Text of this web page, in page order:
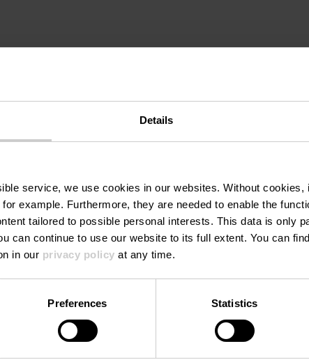
Details
service, we use cookies in our websites. Without cookies,
example. Furthermore, they are needed to enable the
tailored to possible personal interests. This data is only
can continue to use our website to its full extent. You can
in our privacy policy at any time.
Preferences Statistics
Cuisine